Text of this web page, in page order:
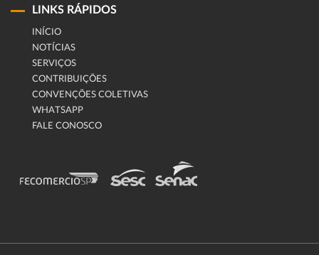
LINKS RÁPIDOS
INÍCIO
NOTÍCIAS
SERVIÇOS
CONTRIBUIÇÕES
CONVENÇÕES COLETIVAS
WHATSAPP
FALE CONOSCO